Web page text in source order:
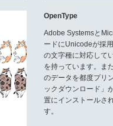
OpenType
Adobe Systemsと
ードにUnicodeが採
の文字種に対応して
を持っています。ま
のデータを都度プリ
ックダウンロード」
置にインストールさ
す。